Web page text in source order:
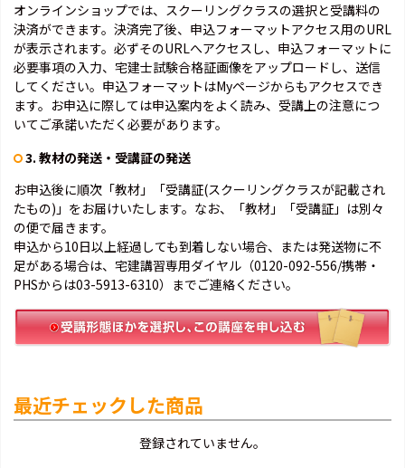
オンラインショップでは、スクーリングクラスの選択と受講料の
決済ができます。決済完了後、申込フォーマットアクセス用のURL
が表示されます。必ずそのURLへアクセスし、申込フォーマットに
必要事項の入力、宅建士試験合格証画像をアップロードし、送信
してください。申込フォーマットはMyページからもアクセスでき
ます。お申込に際しては申込案内をよく読み、受講上の注意につ
いてご承諾いただく必要があります。
3. 教材の発送・受講証の発送
お申込後に順次「教材」「受講証(スクーリングクラスが記載され
たもの)」をお届けいたします。なお、「教材」「受講証」は別々
の便で届きます。
申込から10日以上経過しても到着しない場合、または発送物に不
足がある場合は、宅建講習専用ダイヤル（0120-092-556/携帯・
PHSからは03-5913-6310）までご連絡ください。
最近チェックした商品
登録されていません。